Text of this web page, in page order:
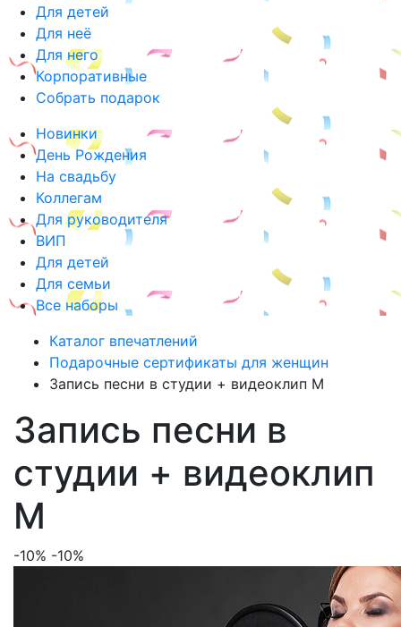
Для детей
Для неё
Для него
Корпоративные
Собрать подарок
Новинки
День Рождения
На свадьбу
Коллегам
Для руководителя
ВИП
Для детей
Для семьи
Все наборы
Каталог впечатлений
Подарочные сертификаты для женщин
Запись песни в студии + видеоклип М
Запись песни в
студии + видеоклип
М
-10% -10%